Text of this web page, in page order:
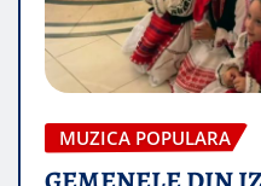
MUZICA POPULARA